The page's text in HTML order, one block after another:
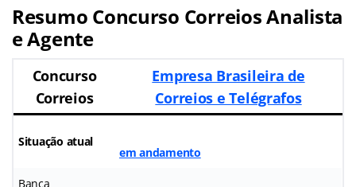
Resumo Concurso Correios Analista
e Agente
Concurso
Correios
Empresa Brasileira de
Correios e Telégrafos
Situação atual
em andamento
Banca